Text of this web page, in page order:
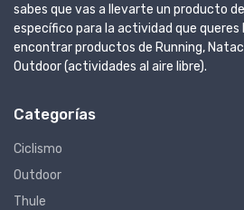
sabes que vas a llevarte un producto
específico para la actividad que queres
encontrar productos de Running,
Outdoor (actividades al aire libre).
Categorías
Ciclismo
Outdoor
Thule